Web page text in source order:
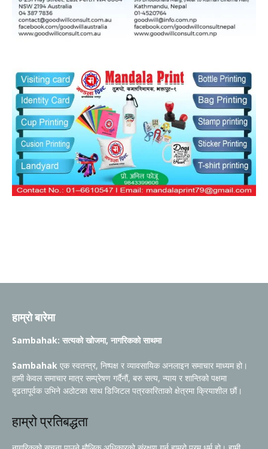
हाम्रो बारेमा
Sambahak: सत्यको खोजमा, नागरिकको साथमा
Sambahak एक स्वतन्त्र, निष्पक्ष र व्यावसायिक अनलाइन समाचार माध्यम हो।
हामी केवल समाचार मात्र सम्प्रेषण गर्दैनौं, बरु सत्य, न्याय र शान्तिको पक्षमा
दृढतापूर्वक उभिने अठोटका साथ डिजिटल पत्रकारिताको क्षेत्रमा क्रियाशील छौं।
हाम्रो प्रतिबद्धता